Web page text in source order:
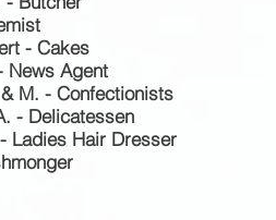
- Cakes
News Agent
M. - Confectionists
- Delicatessen
Ladies Hair Dresser